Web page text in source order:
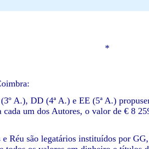
*
Coimbra:
DD (4ª A.) e EE (5ª A.)
cada um dos Autores, o valor de € 8
são legatários instituídos por GG,